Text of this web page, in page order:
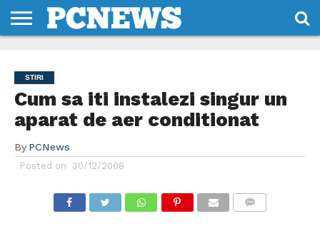
NOI
SI
CONDITII
STIRI
Cum sa iti instalezi singur un
aparat de aer conditionat
By PCNews
Posted on 30/12/2008